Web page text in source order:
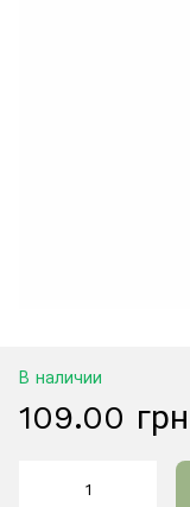
В наличии
109.00 грн